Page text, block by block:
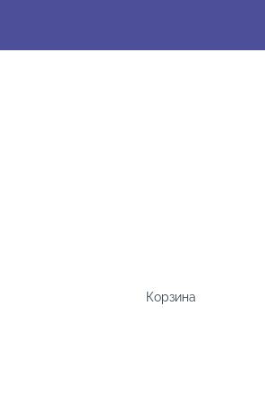
Корзина